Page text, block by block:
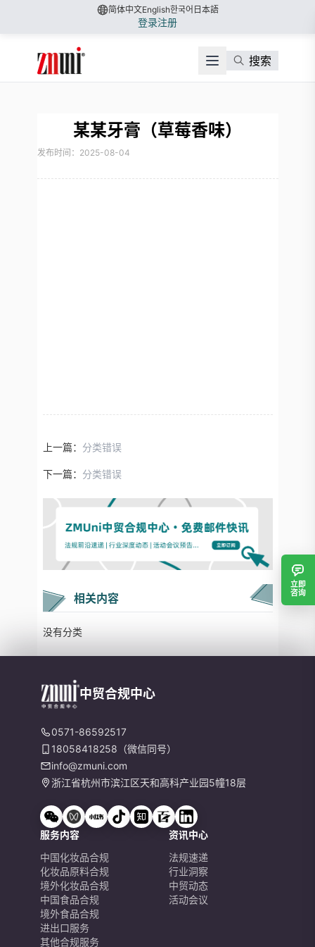
简体中文English한국어 日本語
登录注册
搜索
某某牙膏（草莓香味）
发布时间：2025-08-04
上一篇： 分类错误
下一篇： 分类错误
相关内容
没有分类
立即
咨询
中贸合规中心
0571-86592517
18058418258（微信同号）
info@zmuni.com
浙江省杭州市滨江区天和高科产业园5幢18层
服务内容
中国化妆品合规
化妆品原料合规
境外化妆品合规
中国食品合规
境外食品合规
进出口服务
其他合规服务
资讯中心
法规速递
行业洞察
中贸动态
活动会议